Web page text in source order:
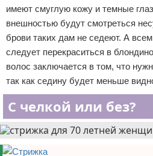
имеют смуглую кожу и темные
внешностью будут смотреться
брови таких дам не седеют. А
следует перекраситься в
волос заключается в том, что
так как седину будет меньше
С челкой или без?